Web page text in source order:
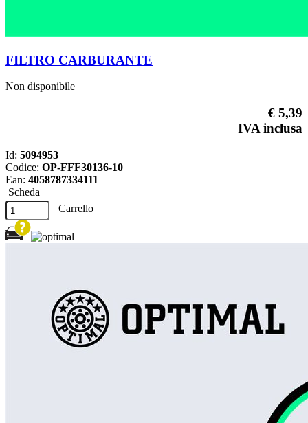
FILTRO CARBURANTE
Non disponibile
€ 5,39
IVA inclusa
Id: 5094953
Codice: OP-FFF30136-10
Ean: 4058787334111
Scheda
Carrello